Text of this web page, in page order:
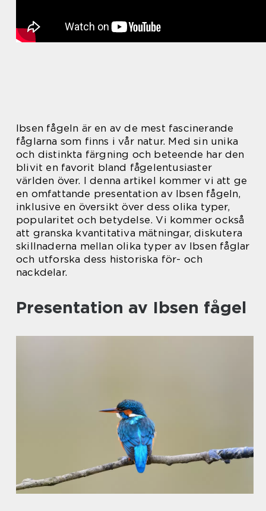
Ibsen fågeln är en av de mest fascinerande
fåglarna som finns i vår natur. Med sin unika
och distinkta färgning och beteende har den
blivit en favorit bland fågelentusiaster
världen över. I denna artikel kommer vi att ge
en omfattande presentation av Ibsen fågeln,
inklusive en översikt över dess olika typer,
popularitet och betydelse. Vi kommer också
att granska kvantitativa mätningar, diskutera
skillnaderna mellan olika typer av Ibsen fåglar
och utforska dess historiska för- och
nackdelar.
Presentation av Ibsen fågel